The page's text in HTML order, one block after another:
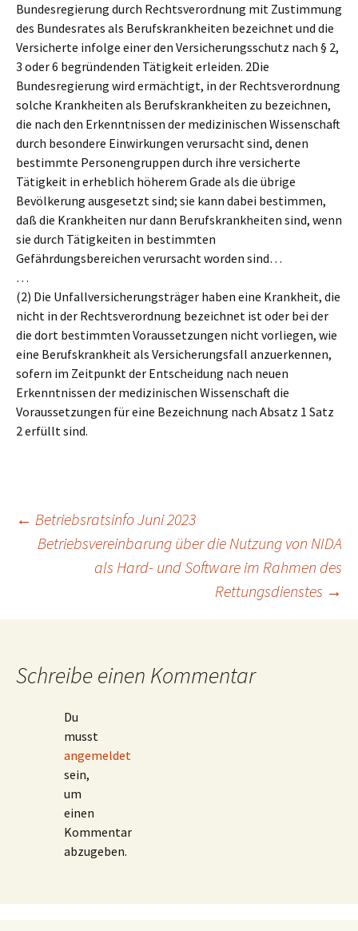
Bundesregierung durch Rechtsverordnung mit Zustimmung
des Bundesrates als Berufskrankheiten bezeichnet und die
Versicherte infolge einer den Versicherungsschutz nach § 2,
3 oder 6 begründenden Tätigkeit erleiden. 2Die
Bundesregierung wird ermächtigt, in der Rechtsverordnung
solche Krankheiten als Berufskrankheiten zu bezeichnen,
die nach den Erkenntnissen der medizinischen Wissenschaft
durch besondere Einwirkungen verursacht sind, denen
bestimmte Personengruppen durch ihre versicherte
Tätigkeit in erheblich höherem Grade als die übrige
Bevölkerung ausgesetzt sind; sie kann dabei bestimmen,
daß die Krankheiten nur dann Berufskrankheiten sind, wenn
sie durch Tätigkeiten in bestimmten
Gefährdungsbereichen verursacht worden sind…
…
(2) Die Unfallversicherungsträger haben eine Krankheit, die
nicht in der Rechtsverordnung bezeichnet ist oder bei der
die dort bestimmten Voraussetzungen nicht vorliegen, wie
eine Berufskrankheit als Versicherungsfall anzuerkennen,
sofern im Zeitpunkt der Entscheidung nach neuen
Erkenntnissen der medizinischen Wissenschaft die
Voraussetzungen für eine Bezeichnung nach Absatz 1 Satz
2 erfüllt sind.
Beitragsnavigation
← Betriebsratsinfo Juni 2023
Betriebsvereinbarung über die Nutzung von NIDA
als Hard- und Software im Rahmen des
Rettungsdienstes →
Schreibe einen Kommentar
Du
musst
angemeldet
sein,
um
einen
Kommentar
abzugeben.